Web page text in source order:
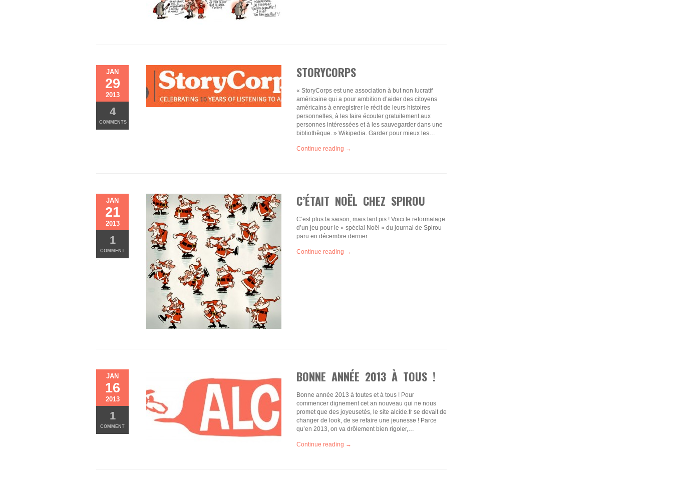
JAN
29
2013
4
COMMENTS
STORYCORPS
« StoryCorps est une association à but non lucratif
américaine qui a pour ambition d’aider des citoyens
américains à enregistrer le récit de leurs histoires
personnelles, à les faire écouter gratuitement aux
personnes intéressées et à les sauvegarder dans une
bibliothèque. » Wikipedia. Garder pour mieux les…
Continue reading →
JAN
21
2013
1
COMMENT
C’ÉTAIT NOËL CHEZ SPIROU
C’est plus la saison, mais tant pis ! Voici le reformatage
d’un jeu pour le « spécial Noël » du journal de Spirou
paru en décembre dernier.
Continue reading →
JAN
16
2013
1
COMMENT
BONNE ANNÉE 2013 À TOUS !
Bonne année 2013 à toutes et à tous ! Pour
commencer dignement cet an nouveau qui ne nous
promet que des joyeusetés, le site alcide.fr se devait de
changer de look, de se refaire une jeunesse ! Parce
qu’en 2013, on va drôlement bien rigoler,…
Continue reading →